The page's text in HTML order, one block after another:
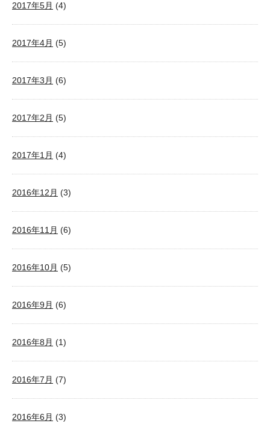
2017年5月 (4)
2017年4月 (5)
2017年3月 (6)
2017年2月 (5)
2017年1月 (4)
2016年12月 (3)
2016年11月 (6)
2016年10月 (5)
2016年9月 (6)
2016年8月 (1)
2016年7月 (7)
2016年6月 (3)